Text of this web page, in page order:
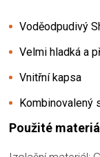
Voděodpudivý
Velmi hladká a
Vnitřní kapsa
Kombinovalený
Použité